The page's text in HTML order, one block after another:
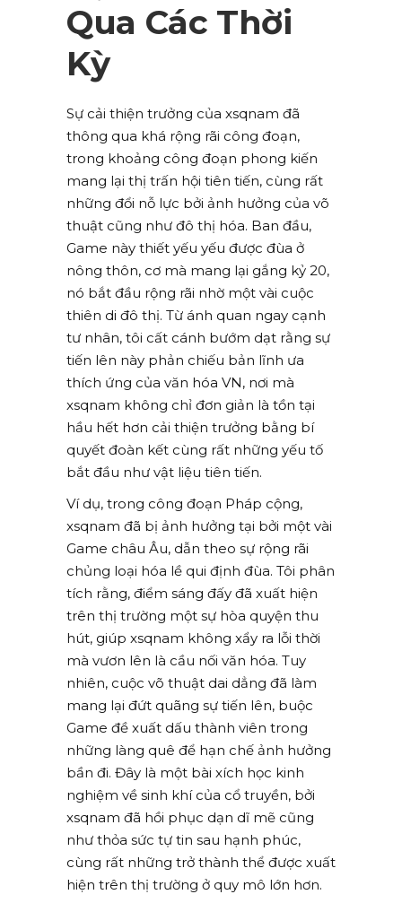
Qua Các Thời
Kỳ
Sự cải thiện trưởng của xsqnam đã
thông qua khá rộng rãi công đoạn,
trong khoảng công đoạn phong kiến
mang lại thị trấn hội tiên tiến, cùng rất
những đổi nỗ lực bởi ảnh hưởng của võ
thuật cũng như đô thị hóa. Ban đầu,
Game này thiết yếu yếu được đùa ở
nông thôn, cơ mà mang lại gắng kỷ 20,
nó bắt đầu rộng rãi nhờ một vài cuộc
thiên di đô thị. Từ ánh quan ngay cạnh
tư nhân, tôi cất cánh bướm dạt rằng sự
tiến lên này phản chiếu bản lĩnh ưa
thích ứng của văn hóa VN, nơi mà
xsqnam không chỉ đơn giản là tồn tại
hầu hết hơn cải thiện trưởng bằng bí
quyết đoàn kết cùng rất những yếu tố
bắt đầu như vật liệu tiên tiến.
Ví dụ, trong công đoạn Pháp cộng,
xsqnam đã bị ảnh hưởng tại bởi một vài
Game châu Âu, dẫn theo sự rộng rãi
chủng loại hóa lề qui định đùa. Tôi phân
tích rằng, điểm sáng đấy đã xuất hiện
trên thị trường một sự hòa quyện thu
hút, giúp xsqnam không xẩy ra lỗi thời
mà vươn lên là cầu nối văn hóa. Tuy
nhiên, cuộc võ thuật dai dẳng đã làm
mang lại đứt quãng sự tiến lên, buộc
Game đề xuất dấu thành viên trong
những làng quê để hạn chế ảnh hưởng
bần đi. Đây là một bài xích học kinh
nghiệm về sinh khí của cổ truyền, bởi
xsqnam đã hồi phục dạn dĩ mẽ cũng
như thỏa sức tự tin sau hạnh phúc,
cùng rất những trở thành thể được xuất
hiện trên thị trường ở quy mô lớn hơn.